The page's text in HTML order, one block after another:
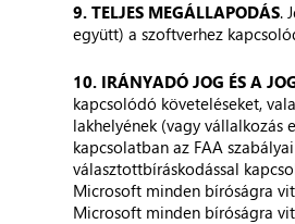
9. TELJES MEGÁLLAPODÁS.
együtt) a szoftverhez
10. IRÁNYADÓ JOG ÉS A
kapcsolódó követeléseket,
lakhelyének (vagy vállalkozás
kapcsolatban az FAA
választottbíráskodással
Microsoft minden bíróságra
Microsoft minden bíróságra